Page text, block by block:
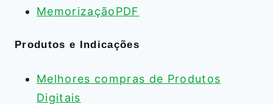
MemorizaçãoPDF
Produtos e Indicações
Melhores compras de Produtos
Digitais